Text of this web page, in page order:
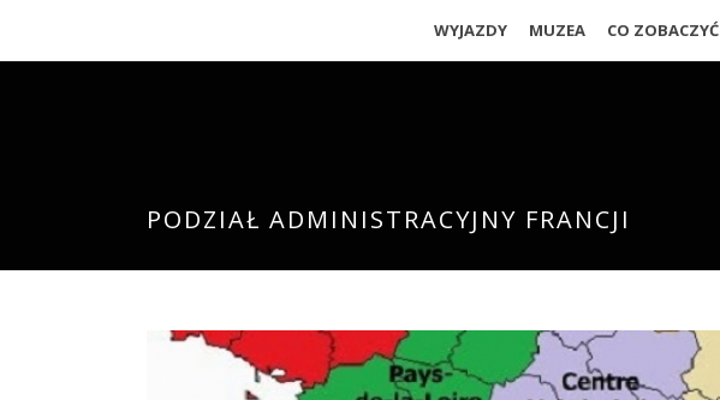
WYJAZDY MUZEA CO ZOBACZYĆ
PODZIAŁ ADMINISTRACYJNY FRANCJI